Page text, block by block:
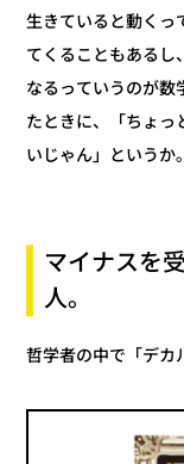
生きていると動くっ
てくることもあるし
なるっていうのが数
たときに、「ちょっ
いじゃん」というか。
マイナスを
人。
哲学者の中で「デカ